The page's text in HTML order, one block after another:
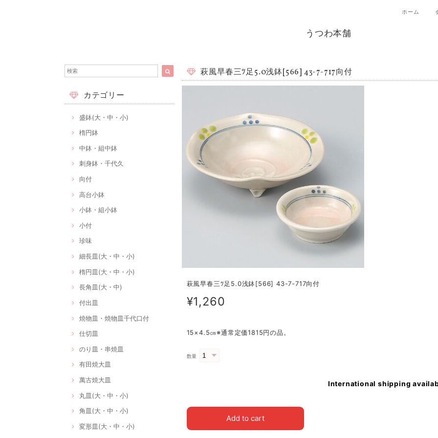
ホーム
うつわ本舗
カテゴリー
盛鉢(大・中・小)
楕円鉢
中鉢・組中鉢
刺身鉢・千代久
向付
高台小鉢
小鉢・組小鉢
小付
珍味
細長皿(大・中・小)
楕円皿(大・中・小)
長角皿(大・中)
付出皿
焼物皿・焼物皿千代口付
仕切皿
のり皿・串焼皿
有田焼大皿
萬古焼大皿
丸皿(大・中・小)
角皿(大・中・小)
変形皿(大・中・小)
萩風早春三ﾂ足5.0浅鉢[566] 43-7-717向付
萩風早春三ﾂ足5.0浅鉢[566] 43-7-717向付
¥1,260
15×4.5㎝※通常定価1815円の品。
数量
International shipping
Add to cart